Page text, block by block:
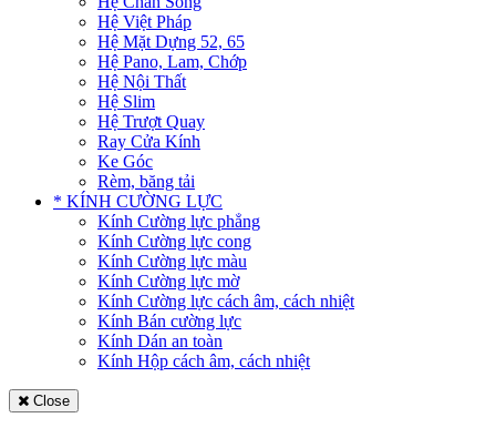
Hệ Việt Pháp
Hệ Mặt Dựng 52, 65
Hệ Pano, Lam, Chớp
Hệ Nội Thất
Hệ Slim
Hệ Trượt Quay
Ray Cửa Kính
Ke Góc
Rèm, băng tải
* KÍNH CƯỜNG LỰC
Kính Cường lực phẳng
Kính Cường lực cong
Kính Cường lực màu
Kính Cường lực mờ
Kính Cường lực cách âm, cách nhiệt
Kính Bán cường lực
Kính Dán an toàn
Kính Hộp cách âm, cách nhiệt
Close